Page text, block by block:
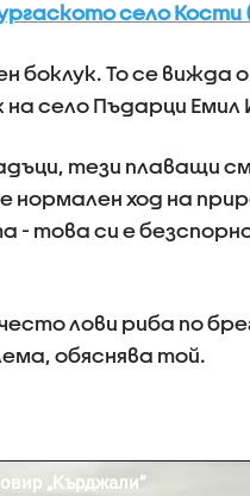
село Кости
боклук. То се вижда
село Пъдарци Емил
тези плаващи
нормален ход на
това си е
лови риба по
обяснява той.